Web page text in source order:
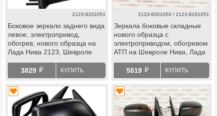
2123-8201051
Боковое зеркало заднего вида
левое, электропривод,
обогрев, нового образца на
Лада Нива 2123, Шевроле
3829 й КУПИТЬ
2123-8201050 / 2123-8201051
Зеркала боковые складные
нового образца с
электроприводом, обогревом
АТП на Шевроле Нива, Лада
5819 й КУПИТЬ